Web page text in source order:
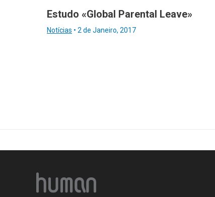
Estudo «Global Parental Leave»
Notícias • 2 de Janeiro, 2017